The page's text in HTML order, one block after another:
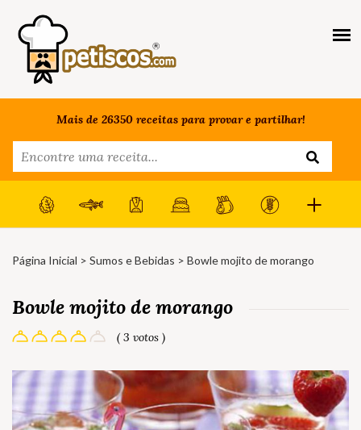
Mais de 26350 receitas para provar e partilhar!
Página Inicial > Sumos e Bebidas > Bowle mojito de morango
Bowle mojito de morango
( 3 votos )